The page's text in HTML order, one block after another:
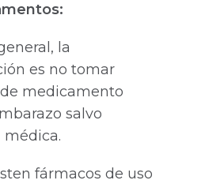
la
es no tomar
medicamento
salvo
médica.
fármacos de uso